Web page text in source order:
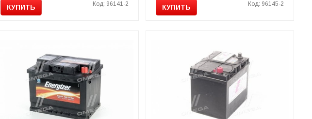
КУПИТЬ Код: 96141-2 КУПИТЬ Код: 96145-2